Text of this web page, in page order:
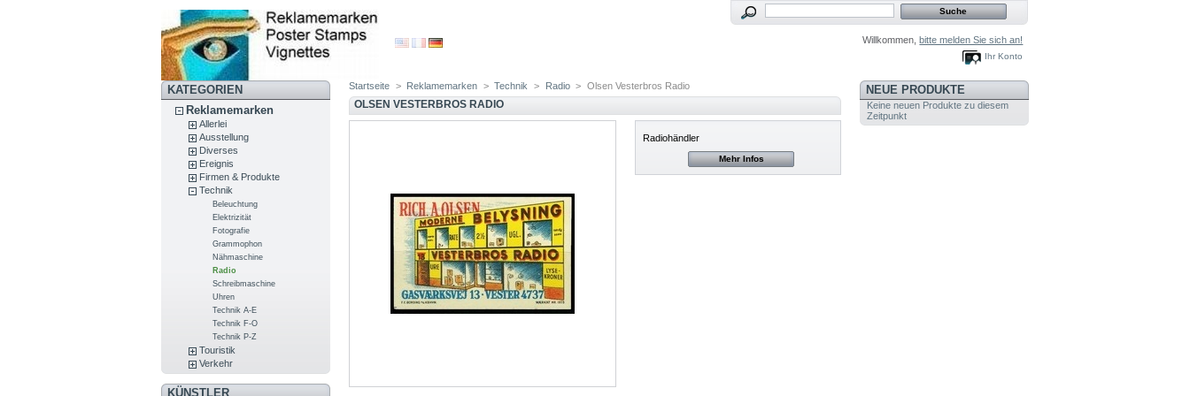
Willkommen,bitte melden Sie sich an!
Ihr Konto
KATEGORIEN
Reklamemarken
Allerlei
Ausstellung
Diverses
Ereignis
Firmen & Produkte
Technik
Beleuchtung
Elektrizität
Fotografie
Grammophon
Nähmaschine
Radio
Schreibmaschine
Uhren
Technik A-E
Technik F-O
Technik P-Z
Touristik
Verkehr
KÜNSTLER
Startseite > Reklamemarken > Technik > Radio > Olsen Vesterbros Radio
OLSEN VESTERBROS RADIO
Radiohändler
Mehr Infos
NEUE PRODUKTE
Keine neuen Produkte zu diesem
Zeitpunkt